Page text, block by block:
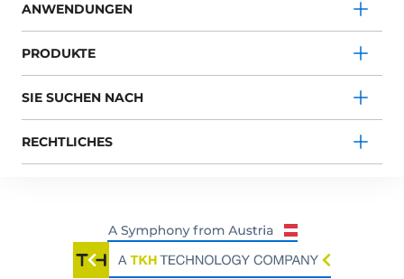
ANWENDUNGEN
PRODUKTE
SIE SUCHEN NACH
RECHTLICHES